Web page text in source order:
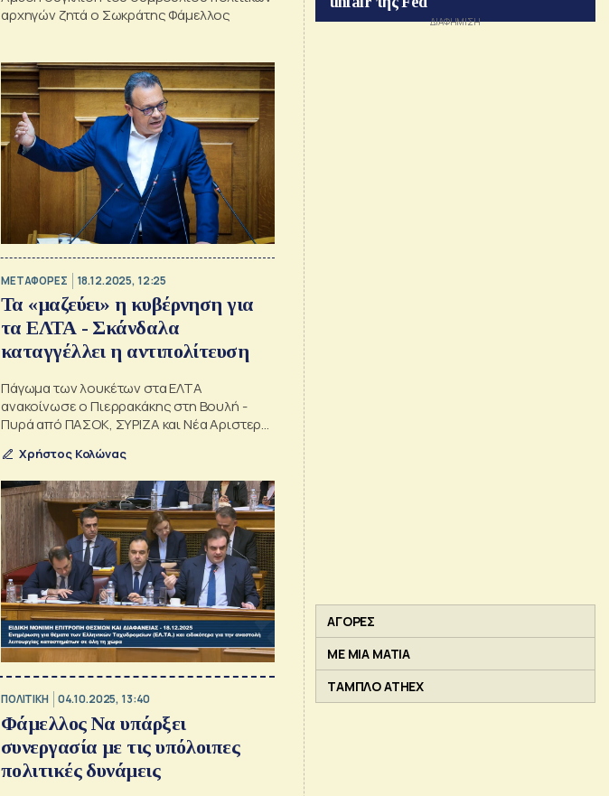
αρχηγών ζητά ο Σωκράτης Φάμελλος
ΜΕΤΑΦΟΡΕΣ 18.12.2025, 12:25
Τα «μαζεύει» η κυβέρνηση για
τα ΕΛΤΑ - Σκάνδαλα
καταγγέλλει η αντιπολίτευση
Πάγωμα των λουκέτων στα ΕΛΤΑ
ανακοίνωσε ο Πιερρακάκης στη Βουλή -
Πυρά από ΠΑΣΟΚ, ΣΥΡΙΖΑ και Νέα Αριστερά
Χρήστος Κολώνας
ΠΟΛΙΤΙΚΗ 04.10.2025, 13:40
Φάμελλος Να υπάρξει
συνεργασία με τις υπόλοιπες
πολιτικές δυνάμεις
ΑΓΟΡΕΣ
ΜΕ ΜΙΑ ΜΑΤΙΑ
ΤΑΜΠΛΟ ATHEX